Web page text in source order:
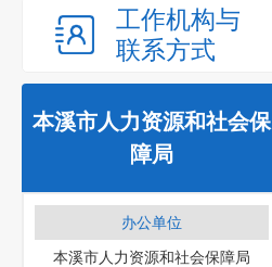
工作机构与
联系方式
本溪市人力资源和社会保
障局
办公单位
本溪市人力资源和社会保障局